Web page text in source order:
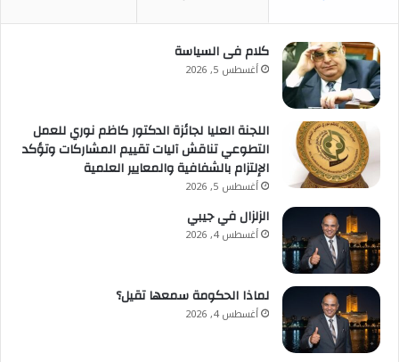
كلام فى السياسة
أغسطس 5, 2026
اللجنة العليا لجائزة الدكتور كاظم نوري للعمل
التطوعي تناقش آليات تقييم المشاركات وتؤكد
الإلتزام بالشفافية والمعايير العلمية
أغسطس 5, 2026
الزلزال في جيبي
أغسطس 4, 2026
لماذا الحكومة سمعها تقيل؟
أغسطس 4, 2026